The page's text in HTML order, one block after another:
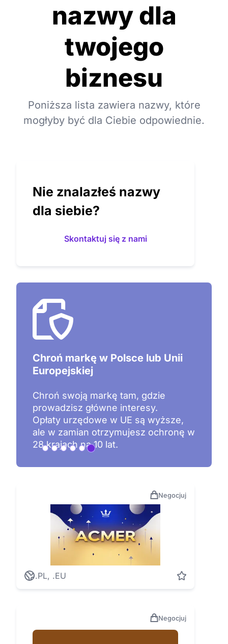
nazwy dla
twojego
biznesu
Poniższa lista zawiera nazwy, które
mogłyby być dla Ciebie odpowiednie.
Nie znalazłeś nazwy
dla siebie?
Skontaktuj się z nami
Nazwy z wolną domeną
internetową
Proponowane nazwy mają co
najmniej jedną wolną domenę
internetową.
Domeny są zarejestrowane i
znajdują się w naszych zasobach.
Negocjuj
.PL, .EU
Negocjuj